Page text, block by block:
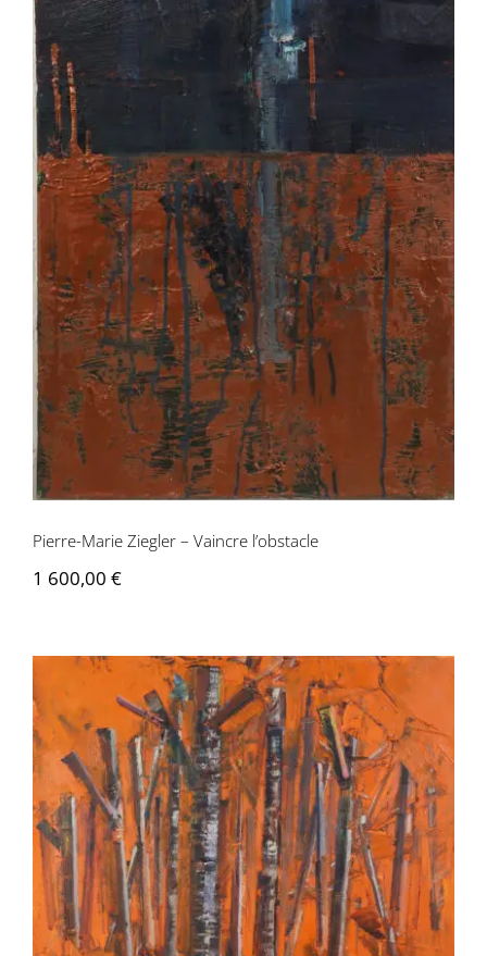
Pierre-Marie Ziegler – Vaincre l’obstacle
1 600,00 €
Pierre-Marie Ziegler – Reclusion